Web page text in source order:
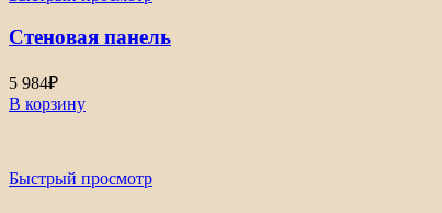
Стеновая панель
5 984₽
В корзину
Быстрый просмотр